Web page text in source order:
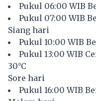
Pukul 06:00 WIB
Pukul 07:00 WIB
Siang hari
Pukul 10:00 WIB
Pukul 13:00 WIB
30°C
Sore hari
Pukul 16:00 WIB